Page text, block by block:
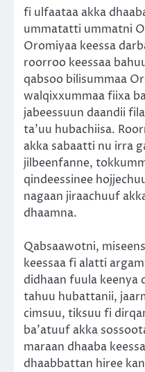
fi ulfaataa akka
ummatatti ummatni
Oromiyaa keessa
roorroo keessaa
qabsoo bilisummaa
walqixxummaa fiixa
jabeessuun daandii
ta’uu hubachiisa.
akka sabaatti nu irra
jilbeenfanne,
qindeessinee
nagaan jiraachuuf
dhaamna.
Qabsaawotni,
keessaa fi alatti
didhaan fuula keenya
tahuu hubattanii,
cimsuu, tiksuu fi
ba’atuuf akka
maraan dhaaba
dhaabbattan hiree